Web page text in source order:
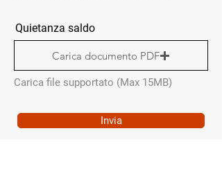
Quietanza saldo
Carica documento PDF
Carica file supportato (Max 15MB)
Invia